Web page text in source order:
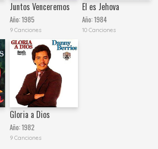
Juntos Venceremos
Año: 1985
9 Canciones
El es Jehova
Año:1984
10 Canciones
Gloria a Dios
Año: 1982
9 Canciones